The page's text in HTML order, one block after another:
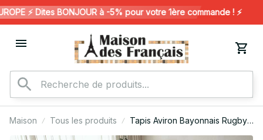
⚡️ Dites BONJOUR à -5% pour votre 1ère commande ! ⚡️
Maison Tous les produits
Tapis Aviron Bayonnais Rugby
Club 12